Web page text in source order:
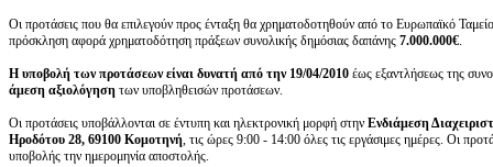
Οι προτάσεις που θα επιλεγούν προς ένταξη θα χρηματοδοτηθούν από το Ευρωπαϊκό
πρόσκληση αφορά χρηματοδότηση πράξεων συνολικής δημόσιας δαπάνης 7.000.000€.
Η υποβολή των προτάσεων είναι δυνατή από την 19/04/2010 έως εξαντλήσεως της
άμεση αξιολόγηση των υποβληθεισών προτάσεων.
Οι προτάσεις υποβάλλονται σε έντυπη και ηλεκτρονική μορφή στην Ενδιάμεση
Ηροδότου 28, 69100 Κομοτηνή, τις ώρες 9:00 - 14:00 όλες τις εργάσιμες ημέρες. Οι
υποβολής την ημερομηνία αποστολής.